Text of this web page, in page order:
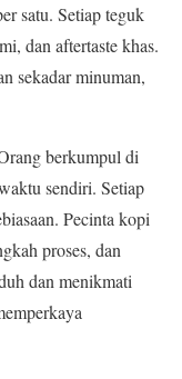
satu. Setiap teguk
dan aftertaste khas.
sekadar minuman,
berkumpul di
sendiri. Setiap
Pecinta kopi
proses, dan
dan menikmati